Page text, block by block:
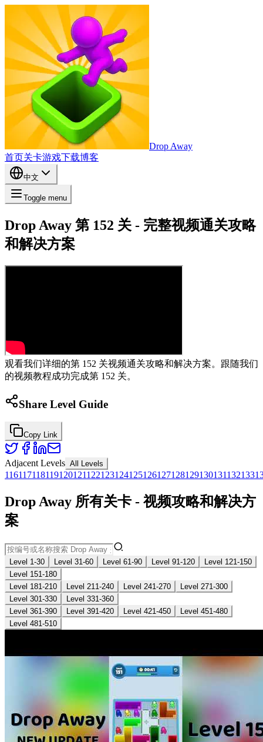
Drop Away
首页关卡游戏下载博客
中文
Toggle menu
Drop Away 第 152 关 - 完整视频通关攻略
和解决方案
观看我们详细的第 152 关视频通关攻略和解决方案。跟随我们
的视频教程成功完成第 152 关。
Share Level Guide
Copy Link
Adjacent Levels All Levels
116117118119120121122123124125126127128129130131132133
Drop Away 所有关卡 - 视频攻略和解决方
案
Level 1-30 Level 31-60 Level 61-90 Level 91-120
Level 121-150
Level 151-180
Level 181-210
Level 211-240 Level 241-270
Level 271-300
Level 301-330
Level 331-360
Level 361-390
Level 391-420 Level 421-450
Level 451-480
Level 481-510